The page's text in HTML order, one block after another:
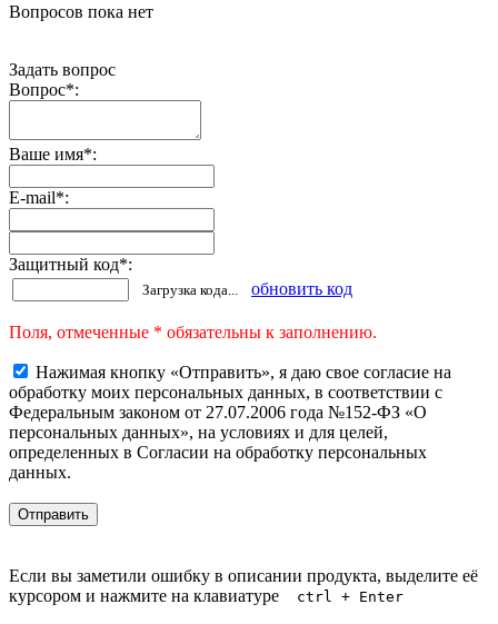
Вопросов пока нет
Задать вопрос
Вопрос*:
Ваше имя*:
E-mail*:
Защитный код*:
Загрузка кода... обновить код
Поля, отмеченные * обязательны к заполнению.
Нажимая кнопку «Отправить», я даю свое согласие на
обработку моих персональных данных, в соответствии с
Федеральным законом от 27.07.2006 года №152-ФЗ «О
персональных данных», на условиях и для целей,
определенных в Согласии на обработку персональных
данных.
Если вы заметили ошибку в описании продукта, выделите её
курсором и нажмите на клавиатуре
ctrl + Enter